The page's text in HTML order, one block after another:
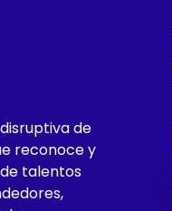
de
reconoce y
talentos